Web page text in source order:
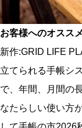
お客様へのオスス
新作:GRID LIFE
立てられる手帳シ
で、年間、月間の
なたらしい使い方